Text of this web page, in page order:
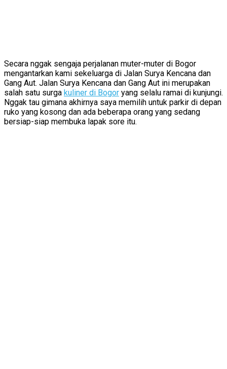
Secara nggak sengaja perjalanan muter-muter di Bogor
mengantarkan kami sekeluarga di Jalan Surya Kencana dan
Gang Aut. Jalan Surya Kencana dan Gang Aut ini merupakan
salah satu surga kuliner di Bogor yang selalu ramai di kunjungi.
Nggak tau gimana akhirnya saya memilih untuk parkir di depan
ruko yang kosong dan ada beberapa orang yang sedang
bersiap-siap membuka lapak sore itu.